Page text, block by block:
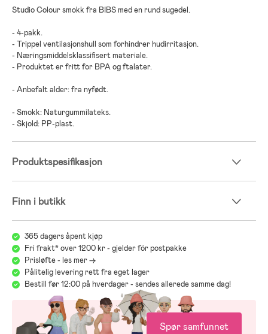
Studio Colour smokk fra BIBS med en rund sugedel.
- 4-pakk.
- Trippel ventilasjonshull som forhindrer hudirritasjon.
- Næringsmiddelsklassifisert materiale.
- Produktet er fritt for BPA og ftalater.
- Anbefalt alder: fra nyfødt.
- Smokk: Naturgummilateks.
- Skjold: PP-plast.
Produktspesifikasjon
Finn i butikk
365 dagers åpent kjøp
Fri frakt* over 1200 kr - gjelder för postpakke
Prisløfte - les mer ->
Pålitelig levering rett fra eget lager
Bestill før 12:00 på hverdager - sendes allerede samme dag!
Spør samfunnet